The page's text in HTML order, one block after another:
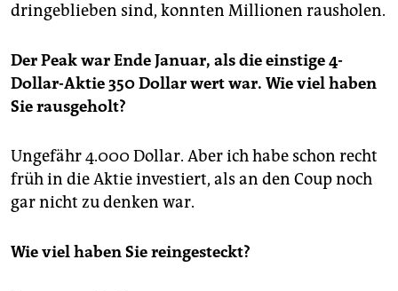
dringeblieben sind, konnten Millionen rausholen.
Der Peak war Ende Januar, als die einstige 4-
Dollar-Aktie 350 Dollar wert war. Wie viel haben
Sie rausgeholt?
Ungefähr 4.000 Dollar. Aber ich habe schon recht
früh in die Aktie investiert, als an den Coup noch
gar nicht zu denken war.
Wie viel haben Sie reingesteckt?